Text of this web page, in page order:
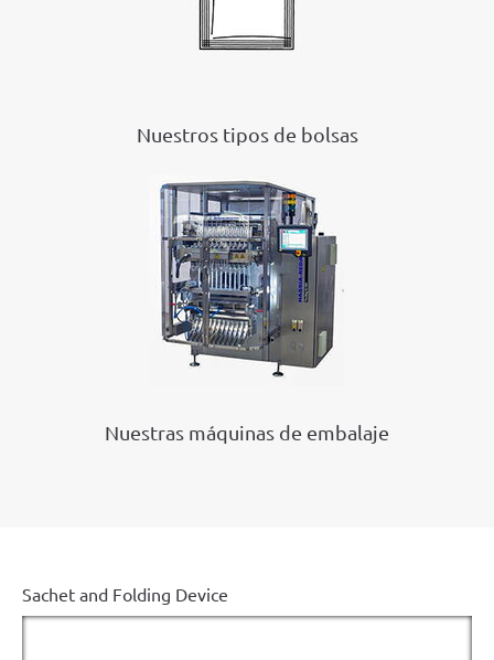
Nuestros tipos de bolsas
Nuestras máquinas de embalaje
Sachet and Folding Device